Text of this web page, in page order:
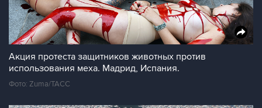
Акция протеста защитников животных против
использования меха. Мадрид, Испания.
Фото: Zuma/ТАСС